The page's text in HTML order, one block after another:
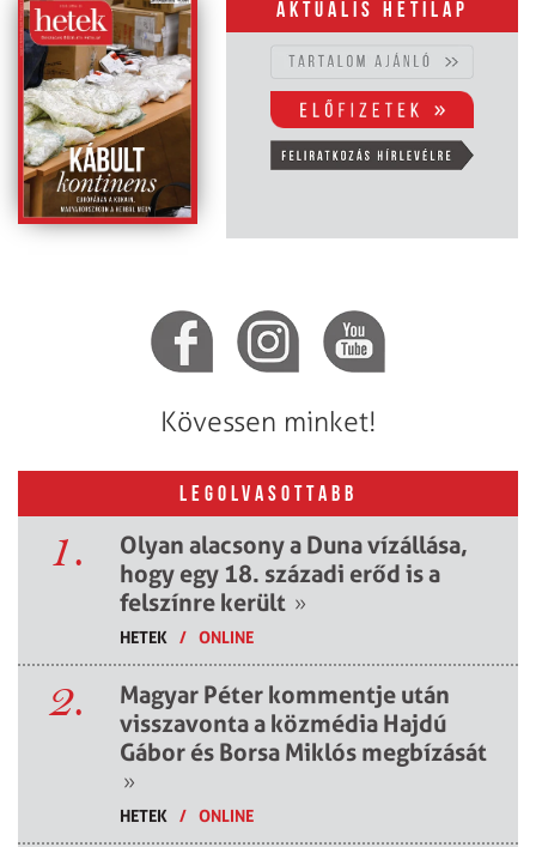
Aktuális hetilap
Kövessen minket!
LEGOLVASOTTABB
1.
Olyan alacsony a Duna vízállása,
hogy egy 18. századi erőd is a
felszínre került »
HETEK / ONLINE
2.
Magyar Péter kommentje után
visszavonta a közmédia Hajdú
Gábor és Borsa Miklós megbízását
»
HETEK / ONLINE